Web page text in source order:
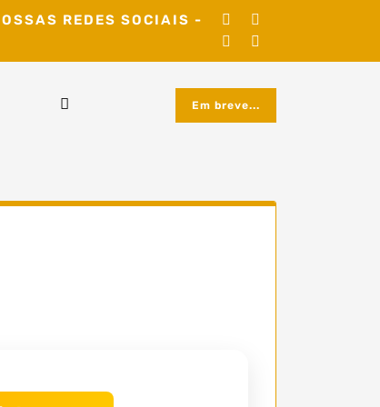
REDES SOCIAIS -
Em breve...